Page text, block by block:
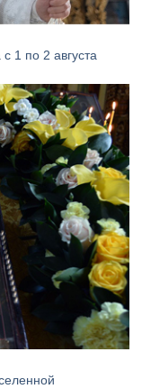
1 по 2 августа